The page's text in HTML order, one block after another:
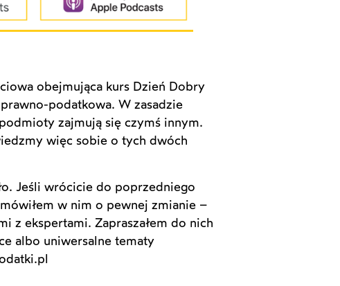
obejmująca kurs Dzień Dobry
podatkowa. W zasadzie
zajmują się czymś innym.
więc sobie o tych dwóch
Jeśli wrócicie do poprzedniego
w nim o pewnej zmianie –
z ekspertami. Zapraszałem do nich
albo uniwersalne tematy